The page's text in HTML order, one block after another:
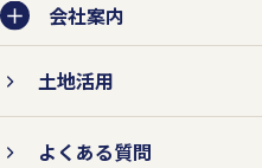
会社案内
土地活用
よくある質問